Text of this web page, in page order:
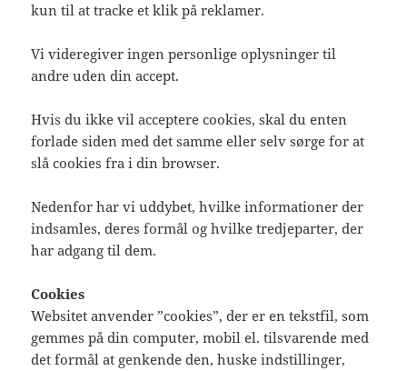
kun til at tracke et klik på reklamer.
Vi videregiver ingen personlige oplysninger til
andre uden din accept.
Hvis du ikke vil acceptere cookies, skal du enten
forlade siden med det samme eller selv sørge for at
slå cookies fra i din browser.
Nedenfor har vi uddybet, hvilke informationer der
indsamles, deres formål og hvilke tredjeparter, der
har adgang til dem.
Cookies
Websitet anvender ”cookies”, der er en tekstfil, som
gemmes på din computer, mobil el. tilsvarende med
det formål at genkende den, huske indstillinger,